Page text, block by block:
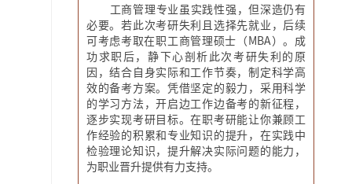
工商管理专业虽实践性强，但深造仍有
必要。若此次考研失利且选择先就业，后续
可考虑考取在职工商管理硕士（MBA）。成
功求职后，静下心剖析此次考研失利的原
因，结合自身实际和工作节奏，制定科学高
效的备考方案。凭借坚定的毅力，采用科学
的学习方法，开启边工作边备考的新征程，
逐步实现考研目标。在职考研能让你兼顾工
作经验的积累和专业知识的提升，在实践中
检验理论知识，提升解决实际问题的能力，
为职业晋升提供有力支持。